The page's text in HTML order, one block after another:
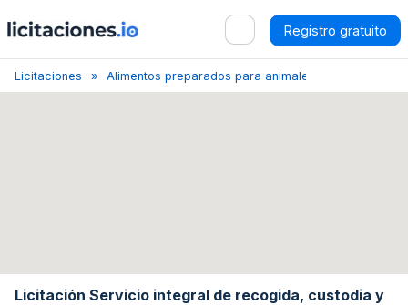
Registro gratuito
Licitaciones Alimentos preparados para animales de granja y
Licitación Servicio integral de recogida, custodia y